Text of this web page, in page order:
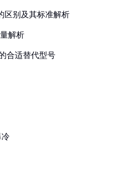
区别及其标准解析
解析
合适替代型号
冷